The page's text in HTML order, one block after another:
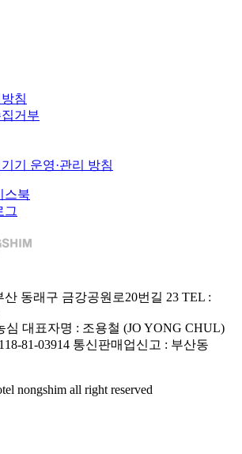
침
거부
기 운영·관리 방침
스북
그
산 동래구 금강공원로20번길 23 TEL :
심 대표자명 : 조용철 (JO YONG CHUL)
81-03914 통신판매업신고 : 부산동
nongshim all right reserved